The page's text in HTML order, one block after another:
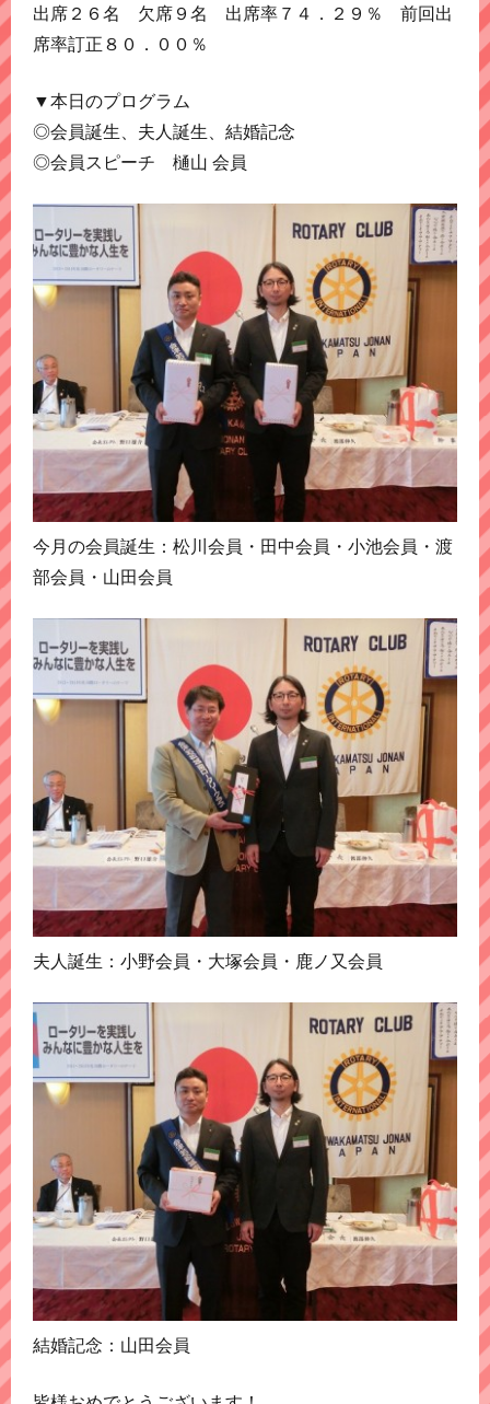
出席２６名 欠席９名 出席率７４．２９％ 前回出
席率訂正８０．００％
▼本日のプログラム
◎会員誕生、夫人誕生、結婚記念
◎会員スピーチ 樋山 会員
今月の会員誕生：松川会員・田中会員・小池会員・渡
部会員・山田会員
夫人誕生：小野会員・大塚会員・鹿ノ又会員
結婚記念：山田会員